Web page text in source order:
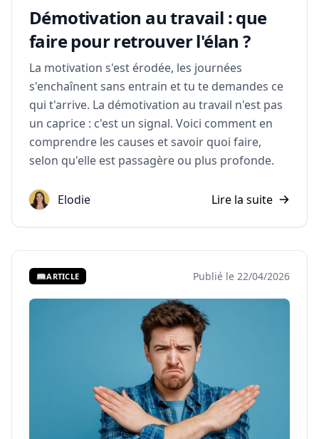
Démotivation au travail : que
faire pour retrouver l'élan ?
La motivation s'est érodée, les journées
s'enchaînent sans entrain et tu te demandes ce
qui t'arrive. La démotivation au travail n'est pas
un caprice : c'est un signal. Voici comment en
comprendre les causes et savoir quoi faire,
selon qu'elle est passagère ou plus profonde.
Elodie Lire la suite
📖ARTICLE Publié le 22/04/2026